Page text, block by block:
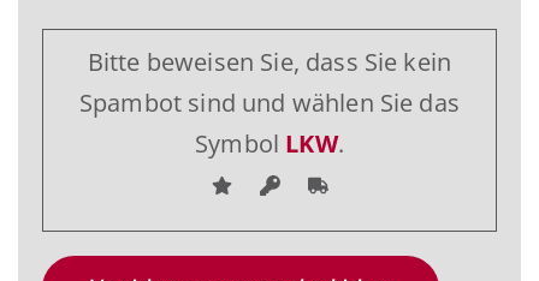
Bitte beweisen Sie, dass Sie kein
Spambot sind und wählen Sie das
Symbol LKW.